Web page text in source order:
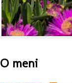
O meni